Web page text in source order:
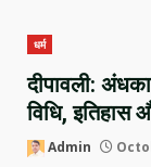
धर्म
दीपावली:
विधि, इतिहास
Admin